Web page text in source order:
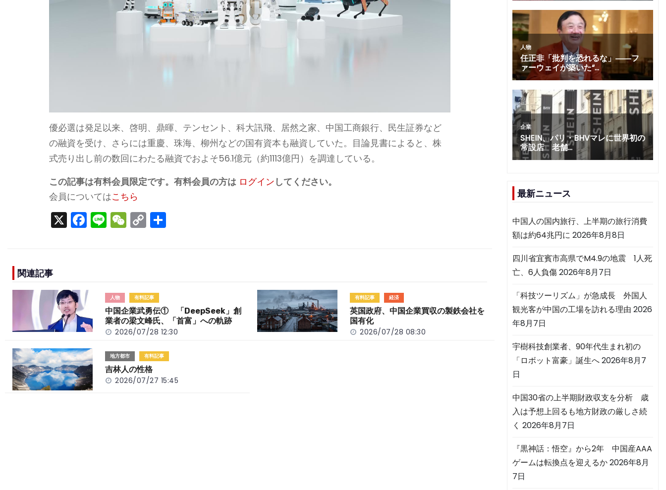
優必選は発足以来、啓明、鼎暉、テンセント、科大訊飛、居然之家、中国工商銀行、民生証券など
の融資を受け、さらには重慶、珠海、柳州などの国有資本も融資していた。目論見書によると、株
式売り出し前の数回にわたる融資でおよそ56.1億元（約1113億円）を調達している。
この記事は有料会員限定です。有料会員の方は ログイン してください。
会員についてはこちら
X F
o
o
k
Li W
t
C
n
k
関連記事
人物 有料記事
中国企業武勇伝① 「DeepSeek」創
業者の梁文峰氏、「首富」への軌跡
2026/07/28 12:30
有料記事 経済
英国政府、中国企業買収の製鉄会社を
国有化
2026/07/28 08:30
地方都市 有料記事
吉林人の性格
2026/07/27 15:45
最新ニュース
中国人の国内旅行、上半期の旅行消費
額は約64兆円に 2026年8月8日
四川省宜賓市高県でM4.9の地震 1人死
亡、6人負傷2026年8月7日
「科技ツーリズム」が急成長 外国人
観光客が中国の工場を訪れる理由 2026
年8月7日
宇樹科技創業者、90年代生まれ初の
「ロボット富豪」誕生へ2026年8月7
日
中国30省の上半期財政収支を分析 歳
入は予想上回るも地方財政の厳しさ続
く 2026年8月7日
『黒神話：悟空』から2年 中国産AAA
ゲームは転換点を迎えるか2026年8月
7日